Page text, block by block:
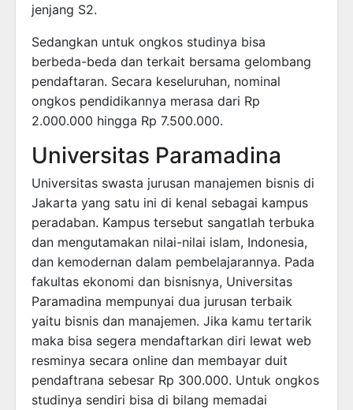
jenjang S2.
Sedangkan untuk ongkos studinya bisa
berbeda-beda dan terkait bersama gelombang
pendaftaran. Secara keseluruhan, nominal
ongkos pendidikannya merasa dari Rp
2.000.000 hingga Rp 7.500.000.
Universitas Paramadina
Universitas swasta jurusan manajemen bisnis di
Jakarta yang satu ini di kenal sebagai kampus
peradaban. Kampus tersebut sangatlah terbuka
dan mengutamakan nilai-nilai islam, Indonesia,
dan kemodernan dalam pembelajarannya. Pada
fakultas ekonomi dan bisnisnya, Universitas
Paramadina mempunyai dua jurusan terbaik
yaitu bisnis dan manajemen. Jika kamu tertarik
maka bisa segera mendaftarkan diri lewat web
resminya secara online dan membayar duit
pendaftrana sebesar Rp 300.000. Untuk ongkos
studinya sendiri bisa di bilang memadai